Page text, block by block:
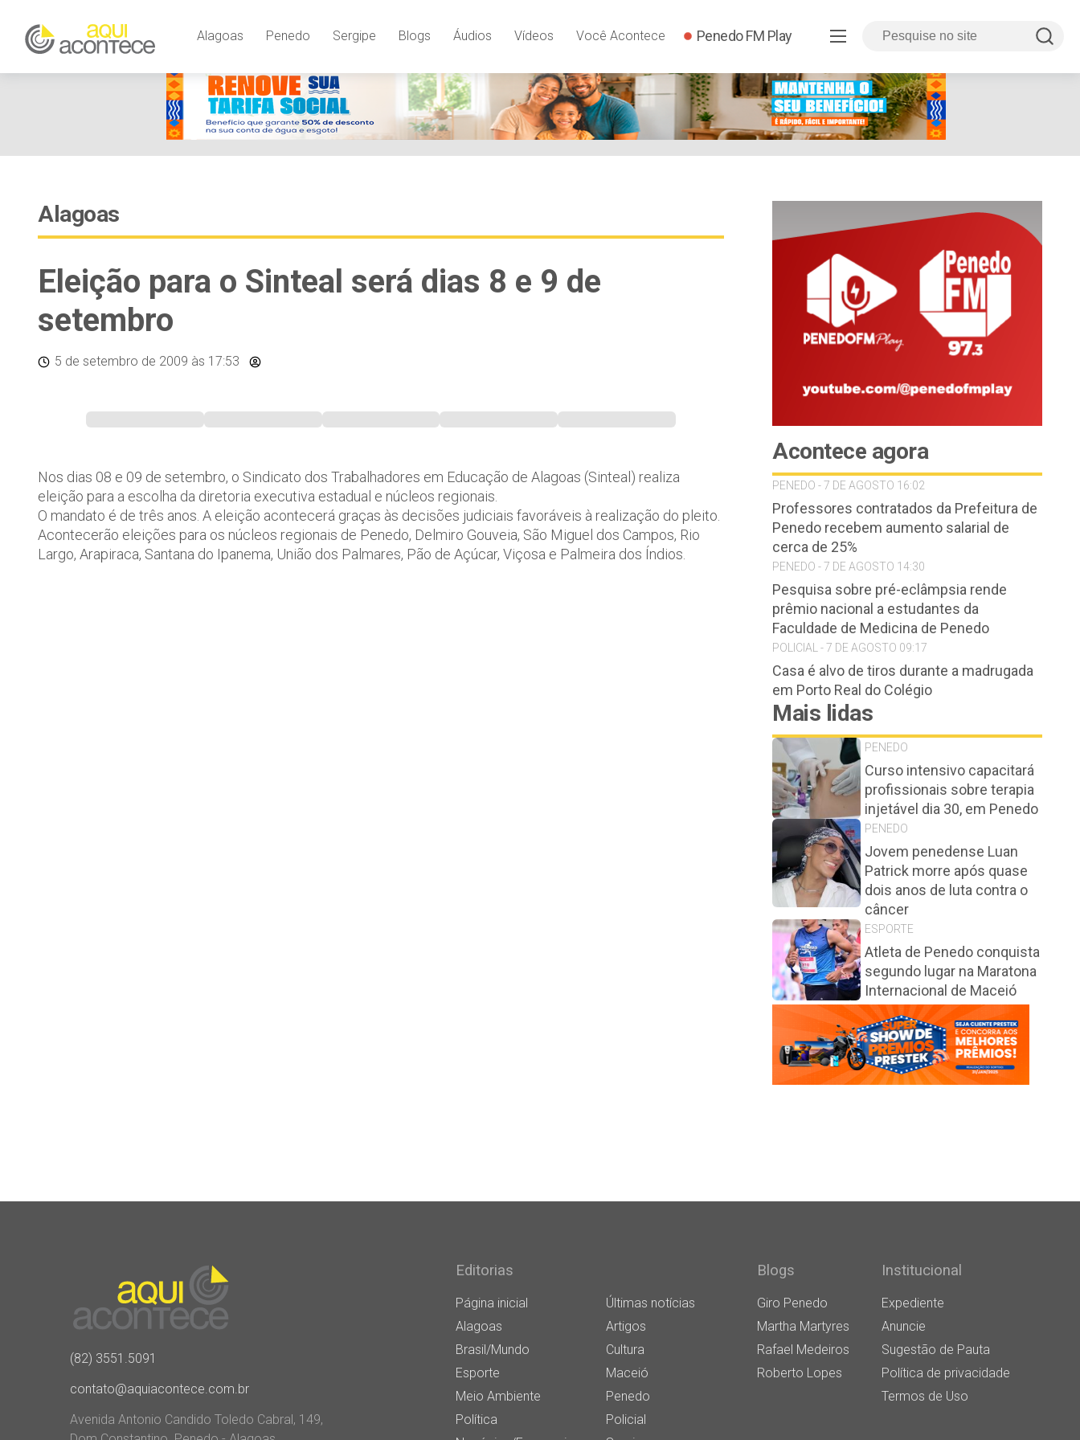
Alagoas Penedo Sergipe Blogs Áudios Vídeos Você Acontece Penedo FM Play
Alagoas
Eleição para o Sinteal será dias 8 e 9 de
setembro
5 de setembro de 2009 às 17:53
Nos dias 08 e 09 de setembro, o Sindicato dos Trabalhadores em Educação de Alagoas (Sinteal) realiza
eleição para a escolha da diretoria executiva estadual e núcleos regionais.
O mandato é de três anos. A eleição acontecerá graças às decisões judiciais favoráveis à realização do pleito.
Acontecerão eleições para os núcleos regionais de Penedo, Delmiro Gouveia, São Miguel dos Campos, Rio
Largo, Arapiraca, Santana do Ipanema, União dos Palmares, Pão de Açúcar, Viçosa e Palmeira dos Índios.
Acontece agora
PENEDO - 7 DE AGOSTO 16:02
Professores contratados da Prefeitura de
Penedo recebem aumento salarial de
cerca de 25%
PENEDO - 7 DE AGOSTO 14:30
Pesquisa sobre pré-eclâmpsia rende
prêmio nacional a estudantes da
Faculdade de Medicina de Penedo
POLICIAL - 7 DE AGOSTO 09:17
Casa é alvo de tiros durante a madrugada
em Porto Real do Colégio
Mais lidas
PENEDO
Curso intensivo capacitará
profissionais sobre terapia
injetável dia 30, em Penedo
PENEDO
Jovem penedense Luan
Patrick morre após quase
dois anos de luta contra o
câncer
ESPORTE
Atleta de Penedo conquista
segundo lugar na Maratona
Internacional de Maceió
(82) 3551.5091
contato@aquiacontece.com.br
Avenida Antonio Candido Toledo Cabral, 149,
Editorias
Página inicial
Últimas notícias
Alagoas
Artigos
Brasil/Mundo
Cultura
Esporte
Maceió
Meio Ambiente
Penedo
Política
Policial
Blogs
Giro Penedo
Martha Martyres
Rafael Medeiros
Roberto Lopes
Institucional
Expediente
Anuncie
Sugestão de Pauta
Política de privacidade
Termos de Uso